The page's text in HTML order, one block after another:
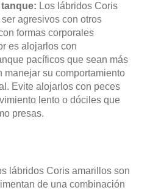
Los lábridos Coris
agresivos con otros
formas corporales
es alojarlos con
pacíficos que sean más
manejar su comportamiento
Evite alojarlos con peces
lento o dóciles que
presas.
lábridos Coris amarillos son
de una combinación